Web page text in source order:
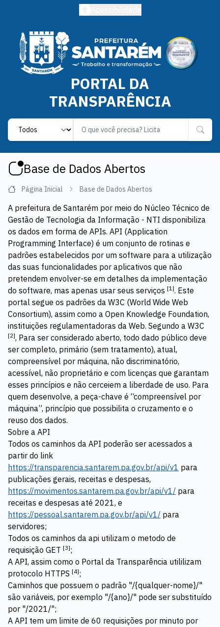
PORTAL DA
TRANSPARÊNCIA
Label
Base de Dados Abertos
Página Inicial Base de Dados Abertos
A prefeitura de Santarém por meio do Núcleo Técnico de
Gestão de Tecnologia da Informação - NTI disponibiliza
os dados em forma de APIs. API (Application
Programming Interface) é um conjunto de rotinas e
padrões estabelecidos por um software para a utilização
das suas funcionalidades por aplicativos que não
pretendem envolver-se em detalhes da implementação
do software, mas apenas usar seus serviços [1]. Este
portal segue os padrões da W3C (World Wide Web
Consortium), assim como a Open Knowledge Foundation,
instituições regulamentadoras da Web. Segundo a W3C
[2], Para ser considerado aberto, todo dado público deve
ser completo, primário (sem tratamento), atual,
compreensível por máquina, não discriminatório,
acessível, não proprietário e com licenças que garantam
esses princípios e não cerceiem a liberdade de uso. Para
quem desenvolve, a peça-chave é “compreensível por
máquina”, princípio que possibilita o cruzamento e o
reuso dos dados.
Sobre a API
Todos os caminhos da API poderão ser acessados a
partir do link
https://transparencia.santarem.pa.gov.br/api/v1 para
publicações gerais, receitas e despesas,
https://movimentos.santarem.pa.gov.br/api/v1/ para
receitas e despesas até 2021, e
https://pessoal.santarem.pa.gov.br/api/v1/ para
servidores;
Todos os caminhos da api utilizam o metodo de
requisição GET [3];
A API, assim como o Portal da Transparência utililizam
protocolo HTTPS [4];
Caminhos que possuem o padrão "/{qualquer-nome}/"
são variáveis, por exemplo "/{ano}/" pode ser substituído
por "/2021/";
A API tem um limite de 60 requisições por minuto por